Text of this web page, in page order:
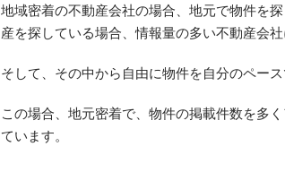
地域密着の不動産会社の場合、地元で物件を
産を探している場合、情報量の多い不動産会
そして、その中から自由に物件を自分のペー
この場合、地元密着で、物件の掲載件数を多
ています。